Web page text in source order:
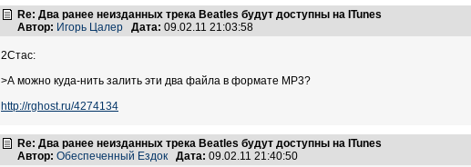
Re: Два ранее неизданных трека Beatles будут доступны на ITunes
Автор: Игорь Цалер Дата: 09.02.11 21:03:58
2Стас:
>А можно куда-нить залить эти два файла в формате МР3?
http://rghost.ru/4274134
Re: Два ранее неизданных трека Beatles будут доступны на ITunes
Автор: Обеспеченный Ездок Дата: 09.02.11 21:40:50